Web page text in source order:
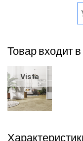
Товар входит
Vista